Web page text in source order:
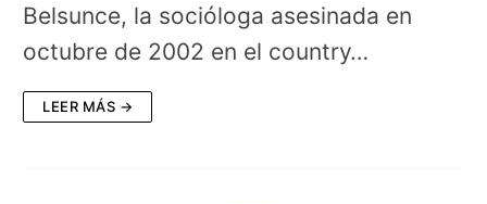
Belsunce, la socióloga asesinada en
octubre de 2002 en el country…
LEER MÁS →